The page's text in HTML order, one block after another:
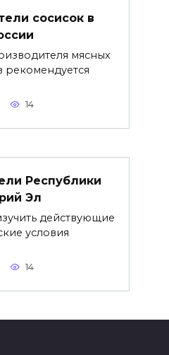
сосисок в
мясных
рекомендуется
14
Республики
Эл
действующие
условия
14